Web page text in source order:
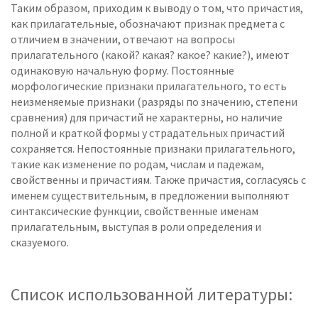
Таким образом, приходим к выводу о том, что причастия,
как прилагательные, обозначают признак предмета с
отличием в значении, отвечают на вопросы
прилагательного (какой? какая? какое? какие?), имеют
одинаковую начальную форму. Постоянные
морфологические признаки прилагательного, то есть
неизменяемые признаки (разряды по значению, степени
сравнения) для причастий не характерны, но наличие
полной и краткой формы у страдательных причастий
сохраняется. Непостоянные признаки прилагательного,
такие как изменение по родам, числам и падежам,
свойственны и причастиям. Также причастия, согласуясь с
именем существительным, в предложении выполняют
синтаксические функции, свойственные именам
прилагательным, выступая в роли определения и
сказуемого.
Список использованной литературы: